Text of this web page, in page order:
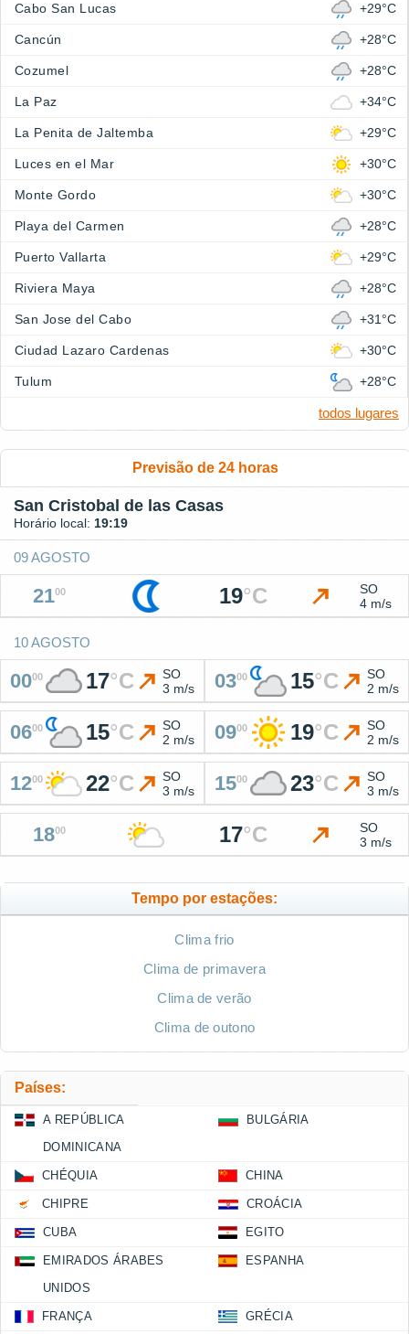
Cabo San Lucas +29°C
Cancún +28°C
Cozumel +28°C
La Paz +34°C
La Penita de Jaltemba +29°C
Luces en el Mar +30°C
Monte Gordo +30°C
Playa del Carmen +28°C
Puerto Vallarta +29°C
Riviera Maya +28°C
San Jose del Cabo +31°C
Ciudad Lazaro Cardenas +30°C
Tulum +28°C
todos lugares
Previsão de 24 horas
San Cristobal de las Casas
Horário local: 19:19
09 AGOSTO
2100 19°C
SO
4 m/s
10 AGOSTO
0000 17°C
SO
3 m/s
0300 15°C
SO
2 m/s
0600 15°C
SO
2 m/s
0900 19°C
SO
2 m/s
1200 22°C
SO
3 m/s
1500 23°C
SO
3 m/s
1800 17°C
SO
3 m/s
Tempo por estações:
Clima frio
Clima de primavera
Clima de verão
Clima de outono
Países:
A REPÚBLICA
DOMINICANA
BULGÁRIA
CHÉQUIA CHINA
CHIPRE CROÁCIA
CUBA EGITO
EMIRADOS ÁRABES
UNIDOS
ESPANHA
FRANÇA GRÉCIA